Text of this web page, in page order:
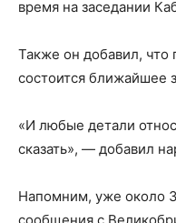
время на заседании
Также он добавил, что
состоится ближайшее
«И любые детали
сказать», — добавил
Напомним, уже около
сообщения с